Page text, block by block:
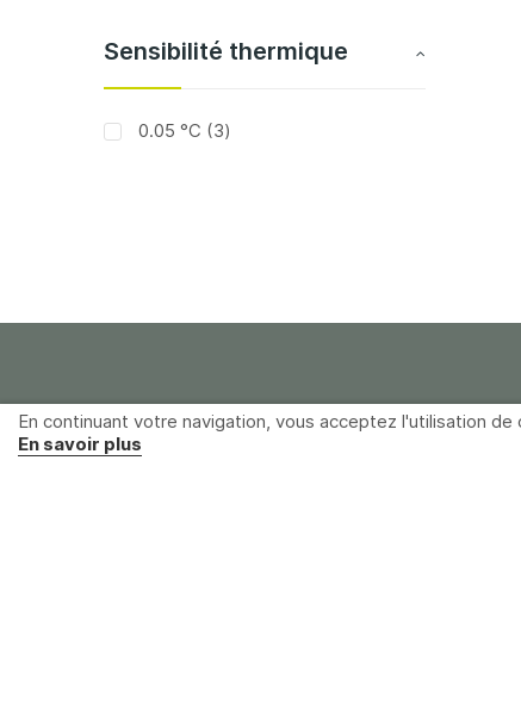
En continuant votre navigation, vous acceptez l'utilisation
En savoir plus
Sensibilité thermique
0.05 °C 3articles